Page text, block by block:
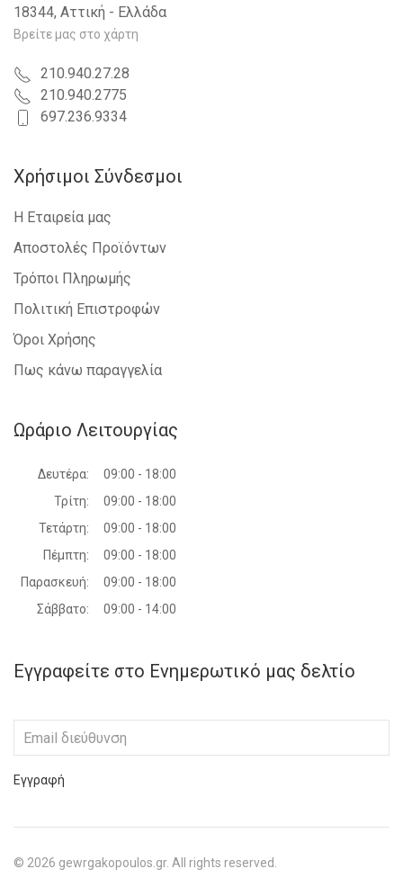
18344, Αττική - Ελλάδα
Βρείτε μας στο χάρτη
210.940.27.28
210.940.2775
697.236.9334
Χρήσιμοι Σύνδεσμοι
Η Εταιρεία μας
Αποστολές Προϊόντων
Τρόποι Πληρωμής
Πολιτική Επιστροφών
Όροι Χρήσης
Πως κάνω παραγγελία
Ωράριο Λειτουργίας
Δευτέρα:
09:00 - 18:00
Τρίτη:
09:00 - 18:00
Τετάρτη:
09:00 - 18:00
Πέμπτη:
09:00 - 18:00
Παρασκευή:
09:00 - 18:00
Σάββατο:
09:00 - 14:00
Εγγραφείτε στο Ενημερωτικό μας δελτίο
Εγγραφή
© 2026 gewrgakopoulos.gr. All rights reserved.